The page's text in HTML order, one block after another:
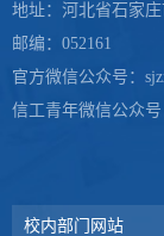
地址：河北省石家
邮编：052161
官方微信公众号：
信工青年微信公众号
校内部门网站